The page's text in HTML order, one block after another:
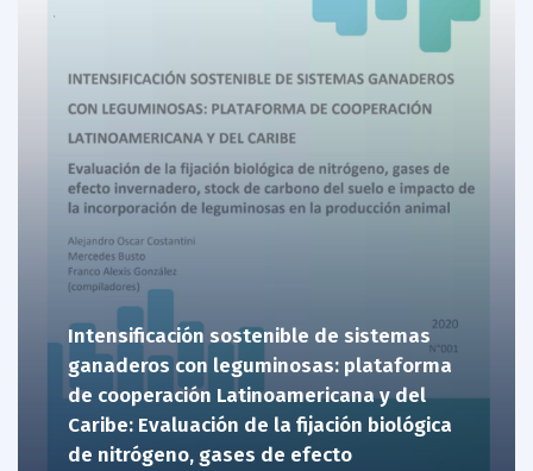
Intensificación sostenible de sistemas
ganaderos con leguminosas: plataforma
de cooperación Latinoamericana y del
Caribe: Evaluación de la fijación biológica
de nitrógeno, gases de efecto